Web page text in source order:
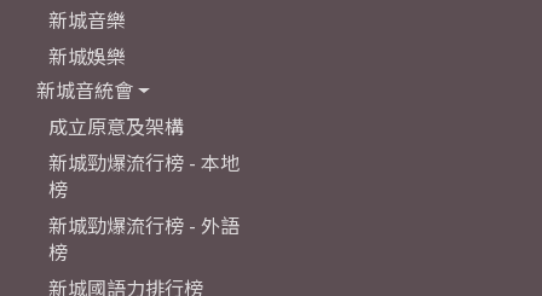
新城音樂
新城娛樂
新城音統會
成立原意及架構
新城勁爆流行榜 - 本地
榜
新城勁爆流行榜 - 外語
榜
新城國語力排行榜